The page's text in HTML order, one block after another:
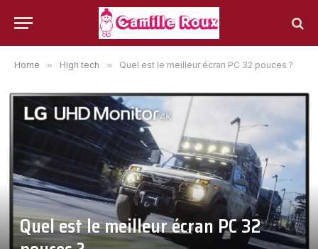
Home » High tech » Quel est le meilleur écran PC 32 pouces ?
Quel est le meilleur écran PC 32